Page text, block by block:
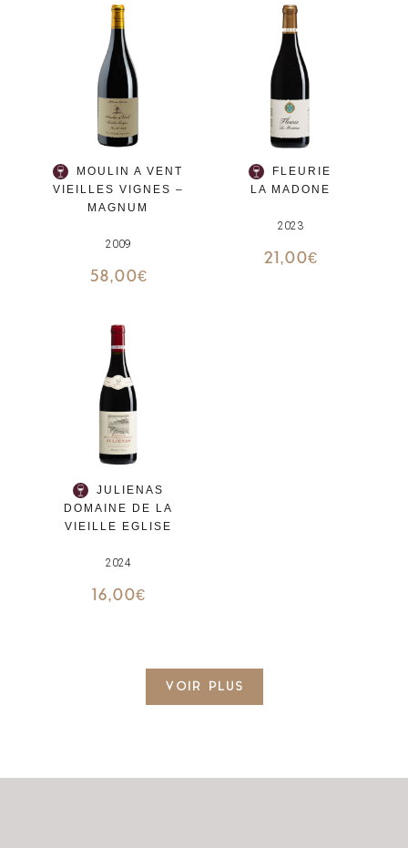
MOULIN A VENT
VIEILLES VIGNES –
MAGNUM
2009
58,00€
FLEURIE
LA MADONE
2023
21,00€
JULIENAS
DOMAINE DE LA
VIEILLE EGLISE
2024
16,00€
VOIR PLUS